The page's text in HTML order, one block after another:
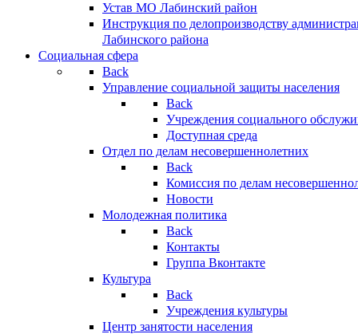
Устав МО Лабинский район
Инструкция по делопроизводству
Лабинского района
Социальная сфера
Back
Управление социальной защиты населения
Back
Учреждения социального
Доступная среда
Отдел по делам несовершеннолетних
Back
Комиссия по делам
Новости
Молодежная политика
Back
Контакты
Группа Вконтакте
Культура
Back
Учреждения культуры
Центр занятости населения